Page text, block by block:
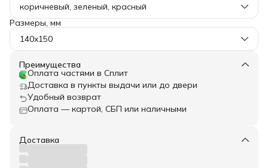
коричневый, зеленый, красный
Размеры, мм
140x150
Преимущества
Оплата частями в Сплит
Доставка в пункты выдачи или до двери
Удобный возврат
Оплата — картой, СБП или наличными
Доставка